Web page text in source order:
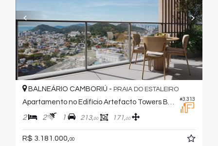
#3.313
BALNEÁRIO CAMBORIÚ - PRAIA DO ESTALEIRO
Apartamento no Edifício Artefacto Towers By Ck
2 2 1 213,00 171,00
R$ 3.181.000, 00